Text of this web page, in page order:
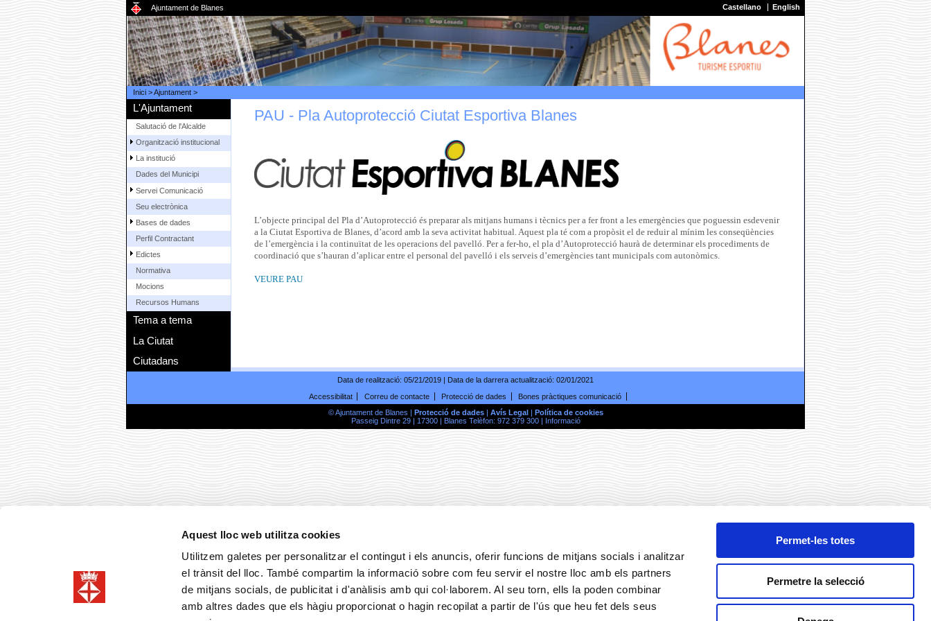
Aquest lloc web utilitza cookies
Utilitzem galetes per personalitzar el contingut i els anuncis, oferir funcions de mitjans socials i analitzar
el trànsit del lloc. També compartim la informació sobre com feu servir el nostre lloc amb els partners
de mitjans socials, de publicitat i d'anàlisis amb qui col·laborem. Al seu torn, ells la poden combinar
amb altres dades que els hàgiu proporcionat o hagin recopilat a partir de l'ús que heu fet dels seus
Permet-les totes
Permetre la selecció
Ajuntament de Blanes Castellano English
Inici>Ajuntament>
L'Ajuntament
Salutació de l'Alcalde
Organització institucional
La institució
Dades del Municipi
Servei Comunicació
Seu electrònica
Bases de dades
Perfil Contractant
Edictes
Normativa
Mocions
Recursos Humans
Tema a tema
La Ciutat
Ciutadans
PAU - Pla Autoprotecció Ciutat Esportiva Blanes
L’objecte principal del Pla d’Autoprotecció és preparar als mitjans humans i tècnics per a fer front a les emergències que poguessin esdevenir
a la Ciutat Esportiva de Blanes, d’acord amb la seva activitat habitual. Aquest pla té com a propòsit el de reduir al mínim les conseqüències
de l’emergència i la continuïtat de les operacions del pavelló. Per a fer-ho, el pla d’Autoprotecció haurà de determinar els procediments de
coordinació que s’hauran d’aplicar entre el personal del pavelló i els serveis d’emergències tant municipals com autonòmics.
VEURE PAU
Data de realització: 05/21/2019 | Data de la darrera actualització: 02/01/2021
Accessibilitat
Correu de contacte Protecció de dades
Bones pràctiques comunicació
© Ajuntament de Blanes | Protecció de dades| Avís Legal| Política de cookies
Passeig Dintre 29 | 17300 | Blanes Telèfon: 972 379 300 | Informació